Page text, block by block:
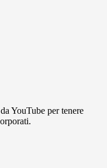
YouTube per tenere